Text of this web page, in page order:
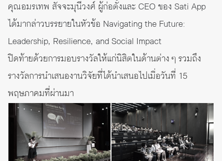
คุณอมรเทพ สัจจะมุนีวงศ์ ผู้ก่อตั้งและ CEO ของ Sati App
ได้มากล่าวบรรยายในหัวข้อ Navigating the Future:
Leadership, Resilience, and Social Impact
ปิดท้ายด้วยการมอบรางวัลให้แก่นิสิตในด้านต่าง ๆ รวมถึง
รางวัลการนำเสนองานวิจัยที่ได้นำเสนอไปเมื่อวันที่ 15
พฤษภาคมที่ผ่านมา